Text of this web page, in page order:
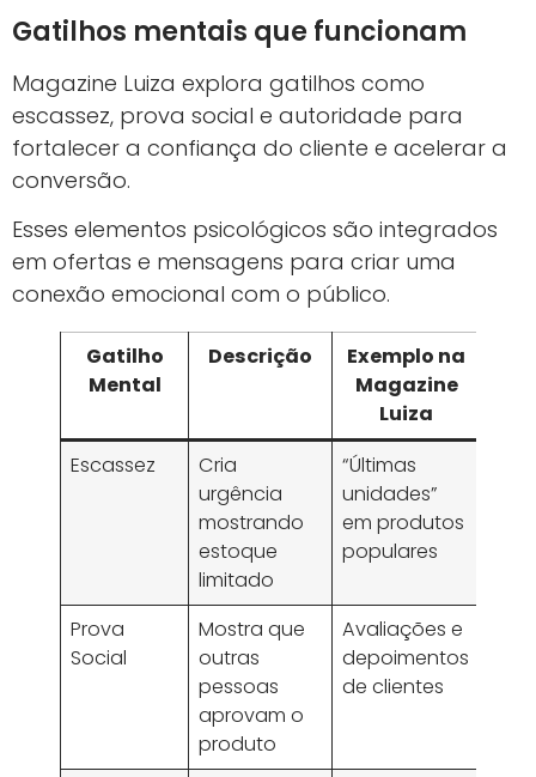
Gatilhos mentais que funcionam
Magazine Luiza explora gatilhos como
escassez, prova social e autoridade para
fortalecer a confiança do cliente e acelerar a
conversão.
Esses elementos psicológicos são integrados
em ofertas e mensagens para criar uma
conexão emocional com o público.
Gatilho
Mental
Descrição
Exemplo na
Magazine
Luiza
Escassez
Cria
urgência
mostrando
estoque
limitado
“Últimas
unidades”
em produtos
populares
Prova
Social
Mostra que
outras
pessoas
aprovam o
produto
Avaliações e
depoimentos
de clientes